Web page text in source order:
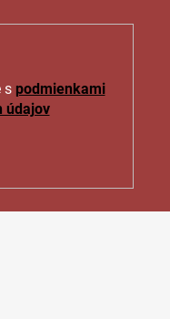
s podmienkami
údajov